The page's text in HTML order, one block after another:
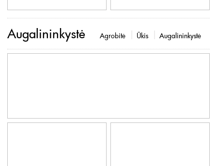
Augalininkystė Agrobitė Ūkis Augalininkystė